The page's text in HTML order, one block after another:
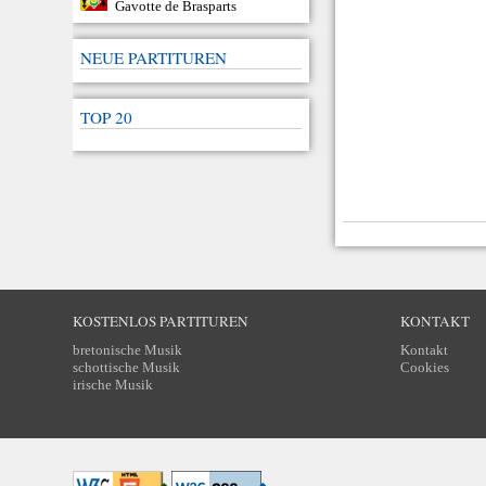
Gavotte de Brasparts
NEUE PARTITUREN
TOP 20
KOSTENLOS PARTITUREN
bretonische Musik
schottische Musik
irische Musik
KONTAKT
Kontakt
Cookies